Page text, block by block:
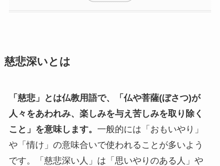
慈悲深いとは
「慈悲」とは仏教用語で、「仏や菩薩(ぼさつ)が
人々をあわれみ、楽しみを与え苦しみを取り除く
こと」を意味します。 一般的には「おもいやり」
や「情け」の意味合いで使われることが多いよう
です。「慈悲深い人」は「思いやりのある人」や